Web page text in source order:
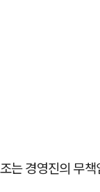
는 경영진의 무